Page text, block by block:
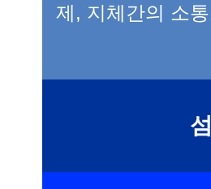
제, 지체간의 소